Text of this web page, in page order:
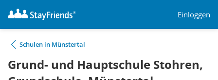
Einloggen
Schulen in Münstertal
Grund- und Hauptschule Stohren,